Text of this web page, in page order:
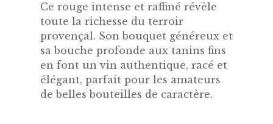
Ce rouge intense et raffiné révèle
toute la richesse du terroir
provençal. Son bouquet généreux et
sa bouche profonde aux tanins fins
en font un vin authentique, racé et
élégant, parfait pour les amateurs
de belles bouteilles de caractère.